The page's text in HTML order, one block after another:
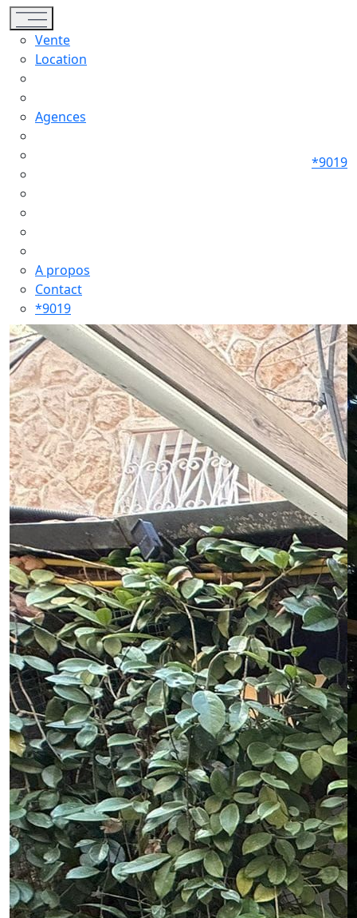
Toggle navigation
Vente
Location
Agences
A propos
Contact
*9019
*9019